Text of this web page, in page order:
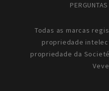
Todas as marcas
propriedade
propriedade da